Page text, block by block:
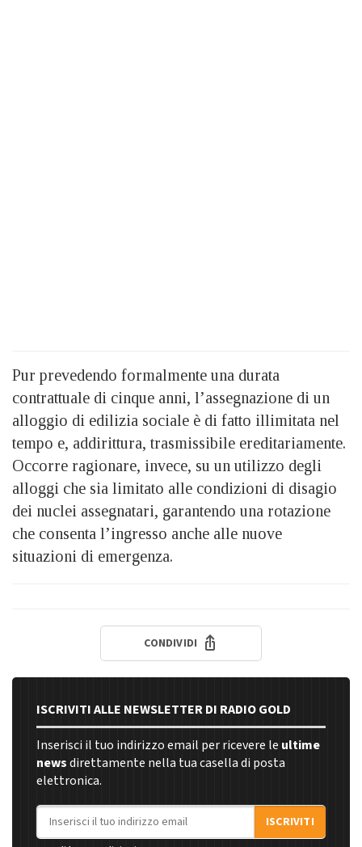
Pur prevedendo formalmente una durata
contrattuale di cinque anni, l’assegnazione di un
alloggio di edilizia sociale è di fatto illimitata nel
tempo e, addirittura, trasmissibile ereditariamente.
Occorre ragionare, invece, su un utilizzo degli
alloggi che sia limitato alle condizioni di disagio
dei nuclei assegnatari, garantendo una rotazione
che consenta l’ingresso anche alle nuove
situazioni di emergenza.
CONDIVIDI
ISCRIVITI ALLE NEWSLETTER DI RADIO GOLD
Inserisci il tuo indirizzo email per ricevere le ultime
newsdirettamente nella tua casella di posta
elettronica.
Indirizzo email
ISCRIVITI